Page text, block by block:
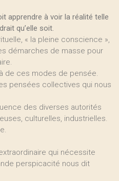
apprendre à voir la réalité telle
qu’elle soit.
« la pleine conscience »,
démarches de masse pour
de ces modes de pensée.
pensées collectives qui nous
des diverses autorités
culturelles, industrielles.
qui nécessite
perspicacité nous dit